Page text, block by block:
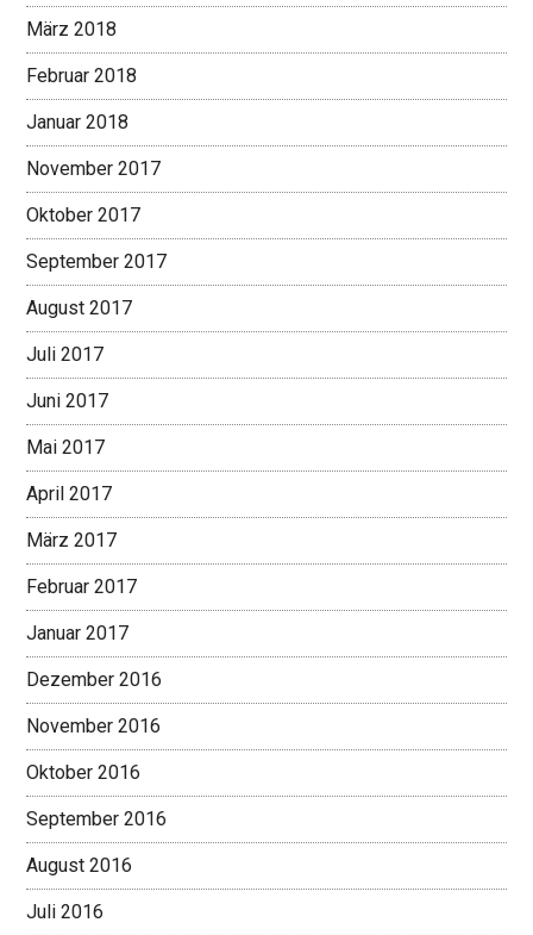
März 2018
Februar 2018
Januar 2018
November 2017
Oktober 2017
September 2017
August 2017
Juli 2017
Juni 2017
Mai 2017
April 2017
März 2017
Februar 2017
Januar 2017
Dezember 2016
November 2016
Oktober 2016
September 2016
August 2016
Juli 2016